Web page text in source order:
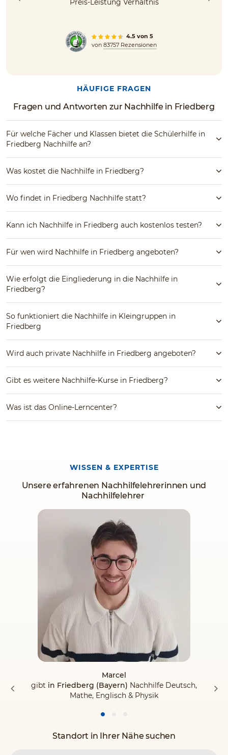
Preis-Leistung Verhältnis
4.5 von 5
von 83757 Rezensionen
HÄUFIGE FRAGEN
Fragen und Antworten zur Nachhilfe in Friedberg
Für welche Fächer und Klassen bietet die Schülerhilfe in
Friedberg Nachhilfe an?
Was kostet die Nachhilfe in Friedberg?
Wo findet in Friedberg Nachhilfe statt?
Kann ich Nachhilfe in Friedberg auch kostenlos testen?
Für wen wird Nachhilfe in Friedberg angeboten?
Wie erfolgt die Eingliederung in die Nachhilfe in
Friedberg?
So funktioniert die Nachhilfe in Kleingruppen in
Friedberg
Wird auch private Nachhilfe in Friedberg angeboten?
Gibt es weitere Nachhilfe-Kurse in Friedberg?
Was ist das Online-Lerncenter?
WISSEN & EXPERTISE
Unsere erfahrenen Nachhilfelehrerinnen und
Nachhilfelehrer
Marcel
gibt in Friedberg (Bayern) Nachhilfe Deutsch,
Mathe, Englisch & Physik
Standort in Ihrer Nähe suchen